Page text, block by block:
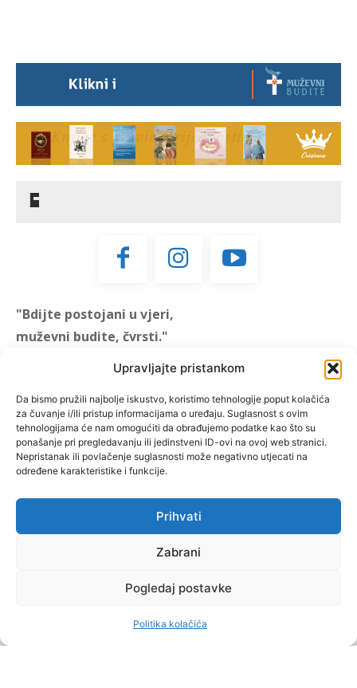
Upravljajte pristankom
Da bismo pružili najbolje iskustvo, koristimo tehnologije poput kolačića
za čuvanje i/ili pristup informacijama o uređaju. Suglasnost s ovim
tehnologijama će nam omogućiti da obrađujemo podatke kao što su
ponašanje pri pregledavanju ili jedinstveni ID-ovi na ovoj web stranici.
Nepristanak ili povlačenje suglasnosti može negativno utjecati na
određene karakteristike i funkcije.
Prihvati
Zabrani
Pogledaj postavke
Politika kolačića
"Bdijte postojani u vjeri,
muževni budite, čvrsti."
"Muževni budite" prvi je
hrvatski portal za katoličke
muškarce koji pokušava
reafirmirati u današnje
vrijeme itekako narušen
biblijski koncept muževnosti,
koji pokušavamo osvijetliti iz
više aspekata, prigodnih
rubrika i poticajnih inicijativa.